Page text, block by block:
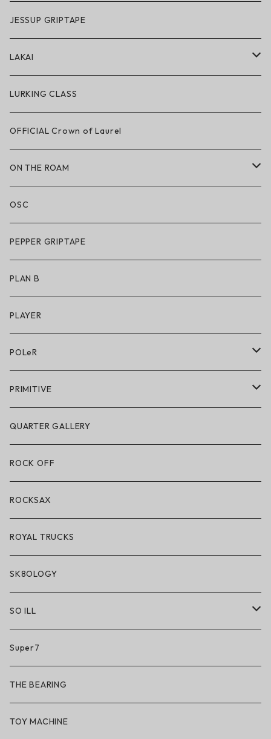
GRIZZLY × POLeR
アパレル
ハードグッズ
JESSUP GRIPTAPE
LAKAI
LAKAI × POLeR
LAKAI × CHOCOLATE
LAKAI × RIPNDIP
シューズ
アパレル
アクセサリー
キッズシューズ
LURKING CLASS
OFFICIAL Crown of Laurel
ON THE ROAM
アパレル
サングラス
アンダーウェア
シューズ
アクセサリー・小物
OSC
PEPPER GRIPTAPE
PLAN B
PLAYER
POLeR
POLeR × GRIZZLY
POLeR × LAKAI
アパレル
アクセサリー・小物
PRIMITIVE
アパレル
ハードグッズ
QUARTER GALLERY
ROCK OFF
ROCKSAX
ROYAL TRUCKS
SK8OLOGY
SO ILL
So iLL
So iLL × ON THE ROAM
BN3TH × So iLL × ON THE ROAM
Super7
THE BEARING
TOY MACHINE